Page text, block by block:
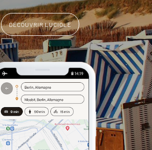
DÉCOUVRIR LUCIOLE